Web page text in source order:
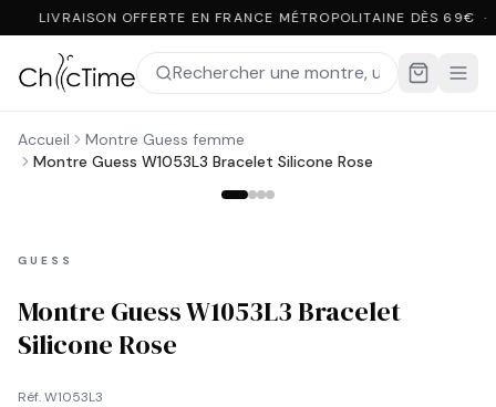
LIVRAISON OFFERTE EN FRANCE MÉTROPOLITAINE DÈS 69€
Accueil
Montre Guess femme
Montre Guess W1053L3 Bracelet Silicone Rose
GUESS
Montre Guess W1053L3 Bracelet
Silicone Rose
Réf.W1053L3